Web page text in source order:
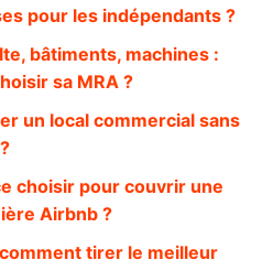
pour les indépendants ?
bâtiments, machines :
sa MRA ?
un local commercial sans
choisir pour couvrir une
Airbnb ?
tirer le meilleur